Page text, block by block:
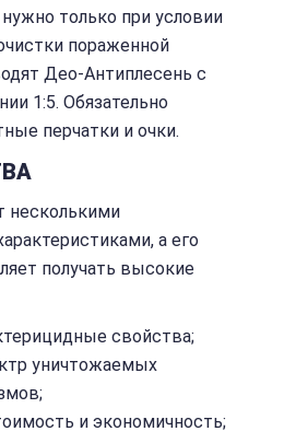
только при условии
пораженной
Део-Антиплесень с
1:5. Обязательно
перчатки и очки.
несколькими
а его
получать высокие
свойства;
уничтожаемых
и экономичность;